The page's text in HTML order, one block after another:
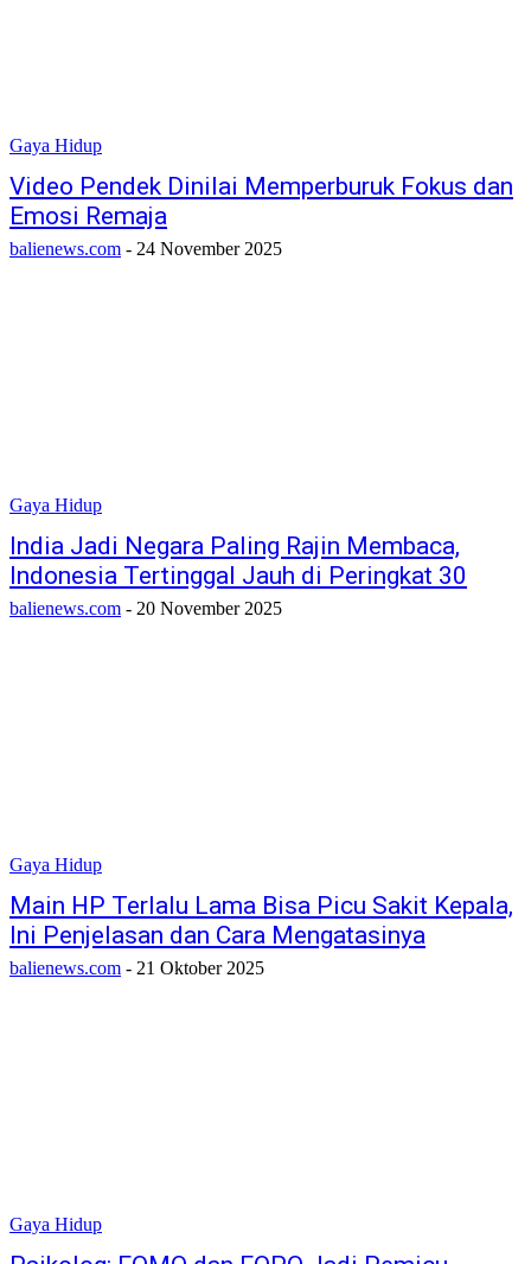
Gaya Hidup
Video Pendek Dinilai Memperburuk Fokus dan
Emosi Remaja
balienews.com - 24 November 2025
Gaya Hidup
India Jadi Negara Paling Rajin Membaca,
Indonesia Tertinggal Jauh di Peringkat 30
balienews.com - 20 November 2025
Gaya Hidup
Main HP Terlalu Lama Bisa Picu Sakit Kepala,
Ini Penjelasan dan Cara Mengatasinya
balienews.com - 21 Oktober 2025
Gaya Hidup